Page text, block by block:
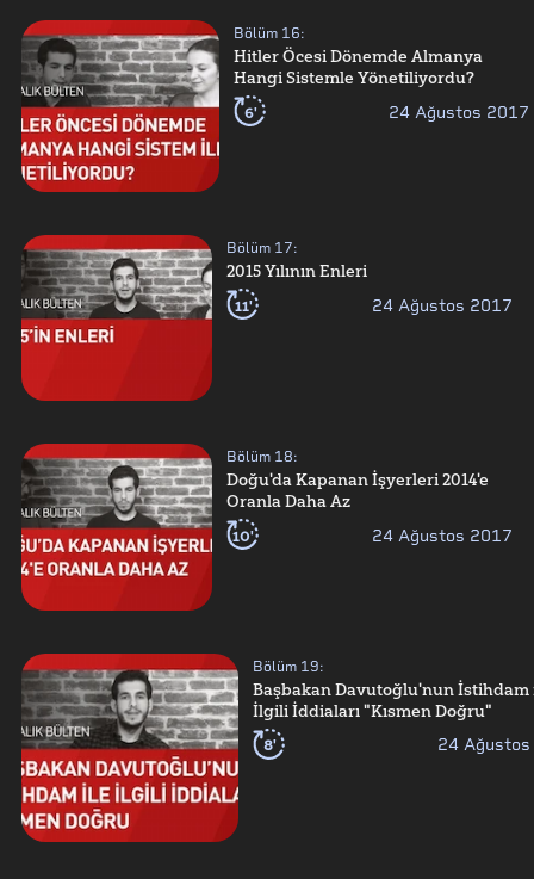
Bölüm 16:
Hitler Öcesi Dönemde Almanya
Hangi Sistemle Yönetiliyordu?
6' 24 Ağustos 2017
Bölüm 17:
2015 Yılının Enleri
11' 24 Ağustos 2017
Bölüm 18:
Doğu'da Kapanan İşyerleri 2014'e
Oranla Daha Az
10' 24 Ağustos 2017
Bölüm 19:
Başbakan Davutoğlu'nun İstihdam
İlgili İddiaları "Kısmen Doğru"
8' 24